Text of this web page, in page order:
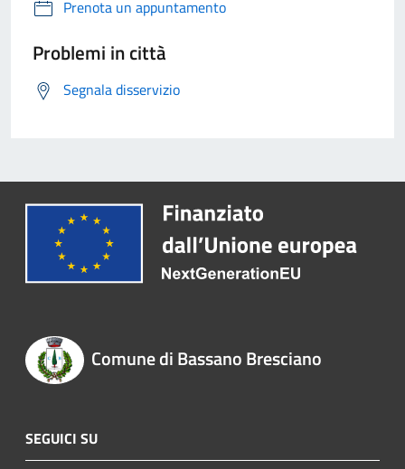
Prenota un appuntamento
Problemi in città
Segnala disservizio
Comune di Bassano Bresciano
SEGUICI SU